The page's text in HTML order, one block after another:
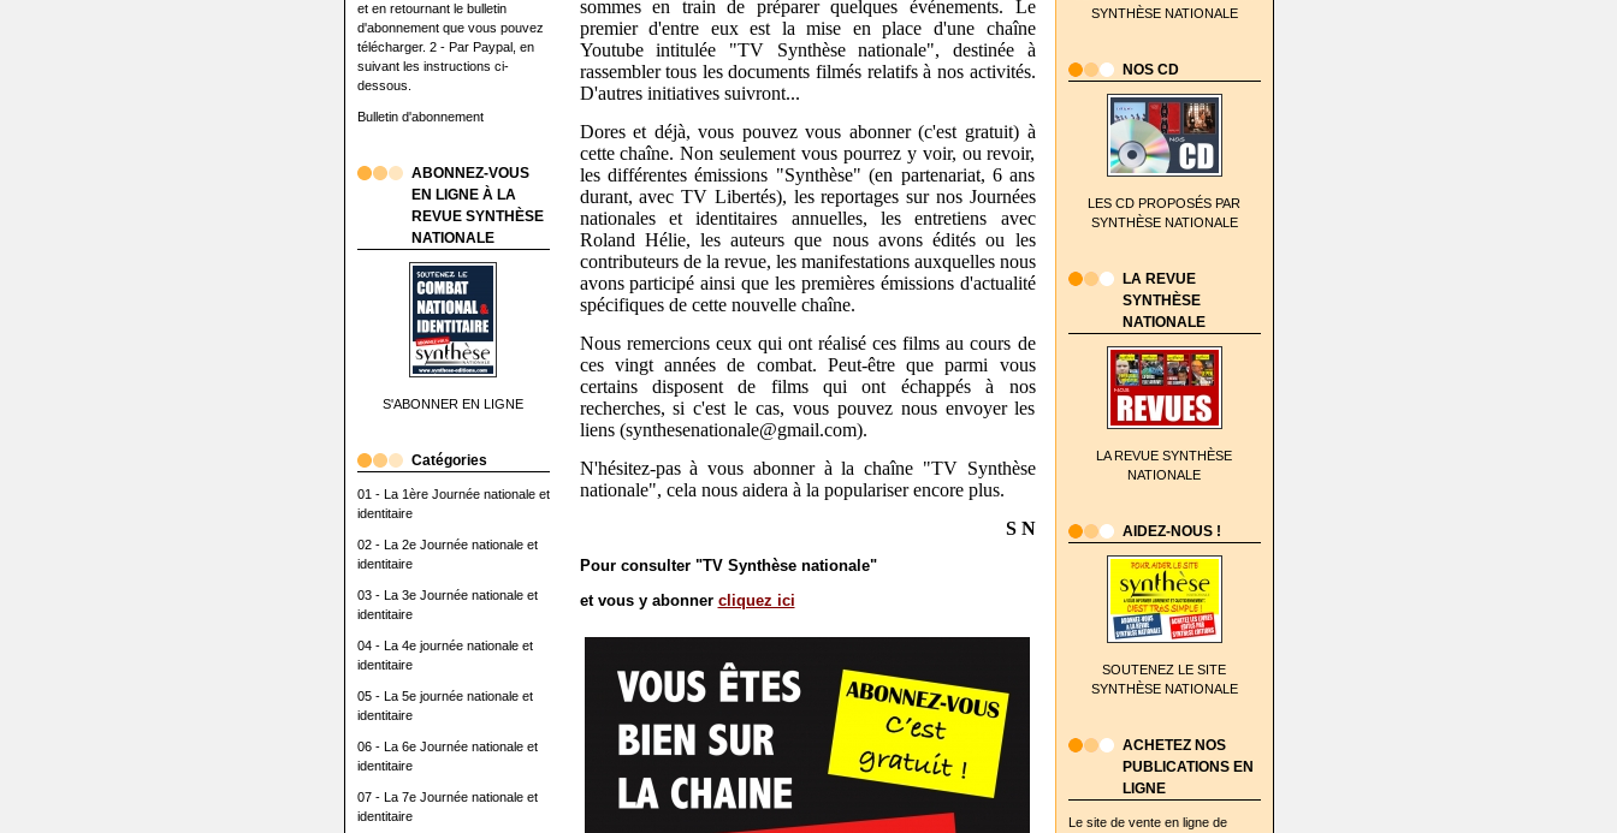
et en retournant le bulletin
d'abonnement que vous pouvez
télécharger. 2 - Par Paypal, en
suivant les instructions ci-
dessous.
Bulletin d'abonnement
ABONNEZ-VOUS
EN LIGNE À LA
REVUE SYNTHÈSE
NATIONALE
S'ABONNER EN LIGNE
Catégories
01 - La 1ère Journée nationale et
identitaire
02 - La 2e Journée nationale et
identitaire
03 - La 3e Journée nationale et
identitaire
04 - La 4e journée nationale et
identitaire
05 - La 5e journée nationale et
identitaire
06 - La 6e Journée nationale et
identitaire
07 - La 7e Journée nationale et
identitaire
SYNTHÈSE NATIONALE
NOS CD
LES CD PROPOSÉS PAR
SYNTHÈSE NATIONALE
LA REVUE
SYNTHÈSE
NATIONALE
LA REVUE SYNTHÈSE
NATIONALE
AIDEZ-NOUS !
SOUTENEZ LE SITE
SYNTHÈSE NATIONALE
ACHETEZ NOS
PUBLICATIONS EN
LIGNE
Le site de vente en ligne de
sommes en train de préparer quelques événements. Le
premier d'entre eux est la mise en place d'une chaîne
Youtube intitulée "TV Synthèse nationale", destinée à
rassembler tous les documents filmés relatifs à nos activités.
D'autres initiatives suivront...
Dores et déjà, vous pouvez vous abonner (c'est gratuit) à
cette chaîne. Non seulement vous pourrez y voir, ou revoir,
les différentes émissions "Synthèse" (en partenariat, 6 ans
durant, avec TV Libertés), les reportages sur nos Journées
nationales et identitaires annuelles, les entretiens avec
Roland Hélie, les auteurs que nous avons édités ou les
contributeurs de la revue, les manifestations auxquelles nous
avons participé ainsi que les premières émissions d'actualité
spécifiques de cette nouvelle chaîne.
Nous remercions ceux qui ont réalisé ces films au cours de
ces vingt années de combat. Peut-être que parmi vous
certains disposent de films qui ont échappés à nos
recherches, si c'est le cas, vous pouvez nous envoyer les
liens (synthesenationale@gmail.com).
N'hésitez-pas à vous abonner à la chaîne "TV Synthèse
nationale", cela nous aidera à la populariser encore plus.
S N
Pour consulter "TV Synthèse nationale"
et vous y abonner cliquez ici